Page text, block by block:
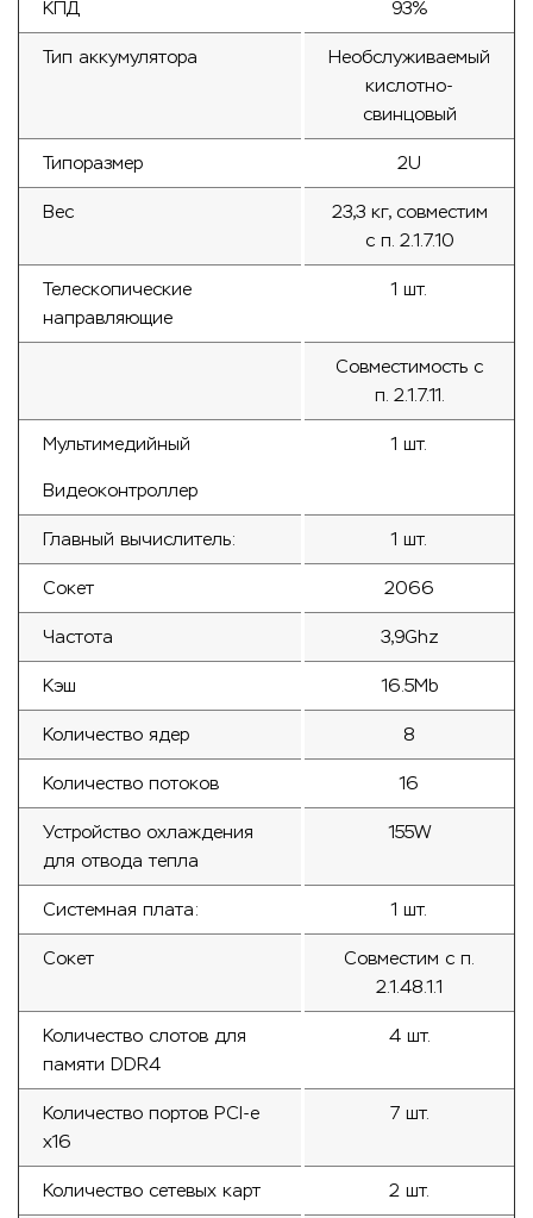
КПД 93%
Тип аккумулятора
Необслуживаемый
кислотно-
свинцовый
Типоразмер 2U
Вес
23,3 кг, совместим
с п. 2.1.7.10
Телескопические
направляющие
1 шт.
Совместимость с
п. 2.1.7.11.
Мультимедийный
Видеоконтроллер
1 шт.
Главный вычислитель: 1 шт.
Сокет 2066
Частота 3,9Ghz
Кэш 16.5Mb
Количество ядер 8
Количество потоков 16
Устройство охлаждения
для отвода тепла
155W
Системная плата: 1 шт.
Сокет
Совместим с п.
2.1.48.1.1
Количество слотов для
памяти DDR4
4 шт.
Количество портов PCI-е
x16
7 шт.
Количество сетевых карт 2 шт.